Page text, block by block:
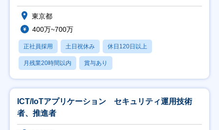
東京都
400万~700万
正社員採用 土日祝休み 休日120日以上
月残業20時間以内 賞与あり
ICT/IoTアプリケーション セキュリティ運用技術
者、推進者